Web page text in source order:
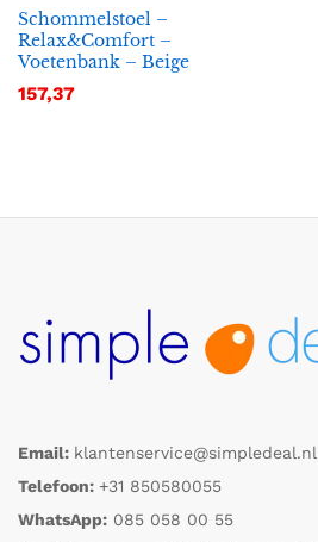
Schommelstoel –
Relax&Comfort –
Voetenbank – Beige
157,37
Email: klantenservice@simpledeal.nl
Telefoon: +31 850580055
WhatsApp: 085 058 00 55